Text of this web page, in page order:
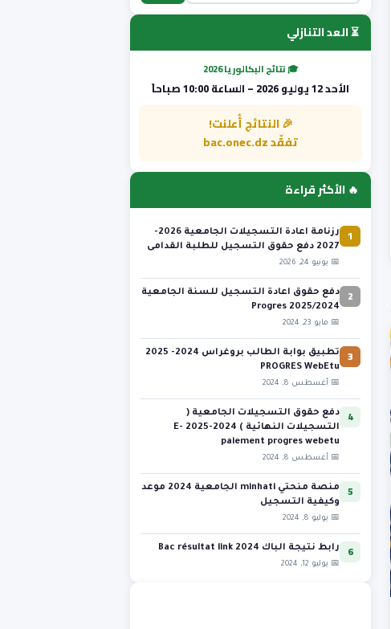
⏳ العد التنازلي
🎓 نتائج البكالوريا 2026
الأحد 12 يوليو 2026 – الساعة 10:00 صباحاً
🎉 النتائج أُعلنت!
تفقّد bac.onec.dz
🔥 الأكثر قراءة
1
رزنامة اعادة التسجيلات الجامعية 2026-
2027 دفع حقوق التسجيل للطلبة القدامى
📅 يونيو 24, 2026
2
دفع حقوق اعادة التسجيل للسنة الجامعية
2025/2024 Progres
📅 مايو 23, 2024
3
تطبيق بوابة الطالب بروغراس 2024- 2025
PROGRES WebEtu
📅 أغسطس 8, 2024
4
دفع حقوق التسجيلات الجامعية (
التسجيلات النهائية ) 2024-2025 E-
paiement progres webetu
📅 أغسطس 8, 2024
5
منصة منحتي minhati الجامعية 2024 موعد
وكيفية التسجيل
📅 يوليو 8, 2024
6 رابط نتيجة الباك 2024 Bac résultat link
📅 يوليو 12, 2024